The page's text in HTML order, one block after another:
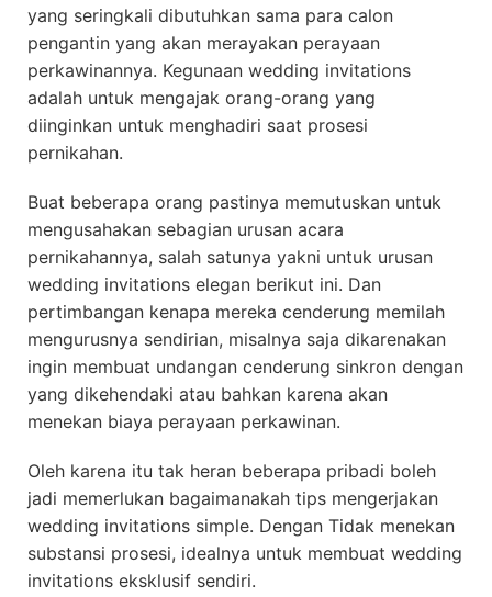
yang seringkali dibutuhkan sama para calon
pengantin yang akan merayakan perayaan
perkawinannya. Kegunaan wedding invitations
adalah untuk mengajak orang-orang yang
diinginkan untuk menghadiri saat prosesi
pernikahan.
Buat beberapa orang pastinya memutuskan untuk
mengusahakan sebagian urusan acara
pernikahannya, salah satunya yakni untuk urusan
wedding invitations elegan berikut ini. Dan
pertimbangan kenapa mereka cenderung memilah
mengurusnya sendirian, misalnya saja dikarenakan
ingin membuat undangan cenderung sinkron dengan
yang dikehendaki atau bahkan karena akan
menekan biaya perayaan perkawinan.
Oleh karena itu tak heran beberapa pribadi boleh
jadi memerlukan bagaimanakah tips mengerjakan
wedding invitations simple. Dengan Tidak menekan
substansi prosesi, idealnya untuk membuat wedding
invitations eksklusif sendiri.